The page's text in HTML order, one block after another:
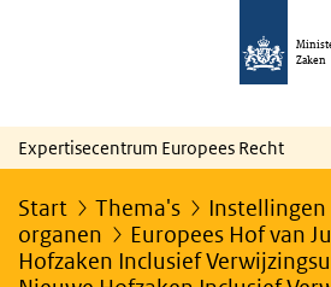
Zaken
Expertisecentrum Europees Recht
Start Thema's
organen
Europees Hof van
Hofzaken Inclusief